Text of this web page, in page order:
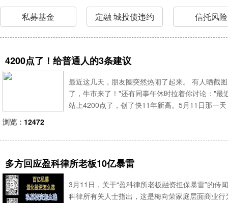
私募基金 定融 城投债违约 信托风险
4200点了！给普通人的3条建议
最近这几天，朋友圈突然热闹了起来。 有人晒截
了，牛市来了！"还有同事午休时拉着你讨论："
站上4200点了，创了快11年新高。5月11日那一
浏览： 12472
多方回应盈科律所老板10亿暴雷
3月11日，关于“盈科律所老板融资担保暴雷”的
科律所有关人士指出，这是梅向荣家庭层面商业